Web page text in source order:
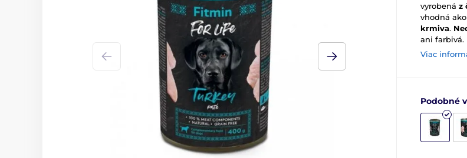
vyrobená z
vhodná ako
krmiva.
ani farbivá.
Viac
Podobné